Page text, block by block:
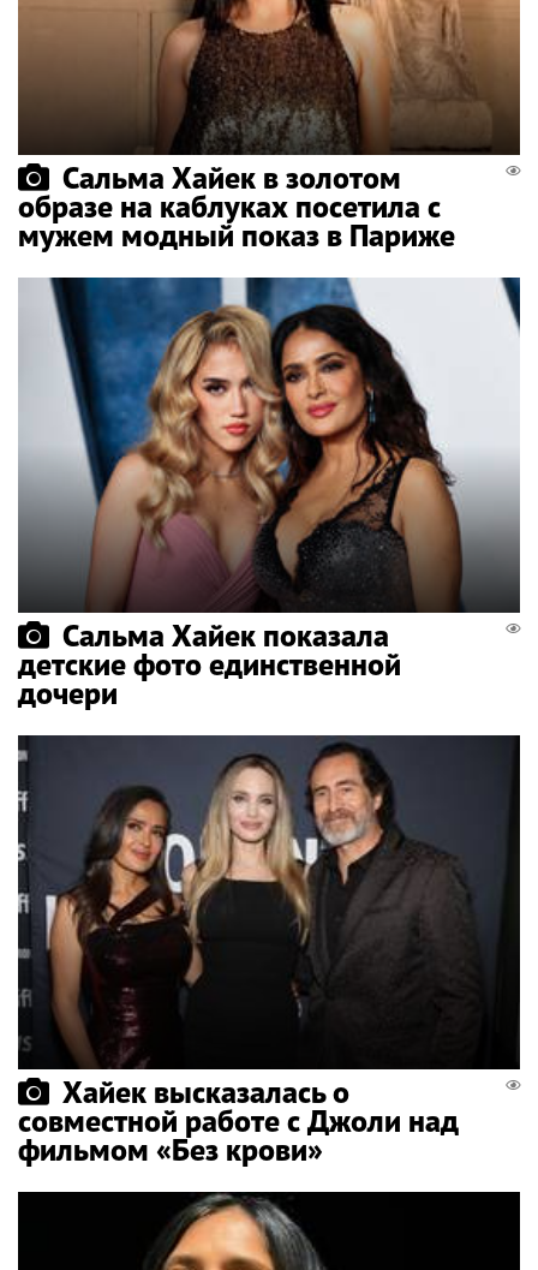
Сальма Хайек в золотом
образе на каблуках посетила с
мужем модный показ в Париже
Сальма Хайек показала
детские фото единственной
дочери
Хайек высказалась о
совместной работе с Джоли над
фильмом «Без крови»